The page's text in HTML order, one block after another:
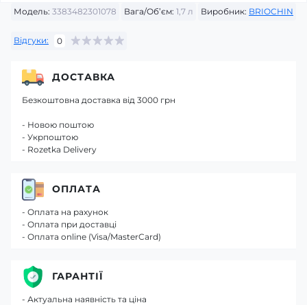
Модель: 3383482301078 Вага/Об’єм: 1,7 л Виробник: BRIOCHIN
Відгуки: 0
ДОСТАВКА
Безкоштовна доставка від 3000 грн
- Новою поштою
- Укрпоштою
- Rozetka Delivery
ОПЛАТА
- Оплата на рахунок
- Оплата при доставці
- Оплата online (Visa/MasterCard)
ГАРАНТІЇ
- Актуальна наявність та ціна